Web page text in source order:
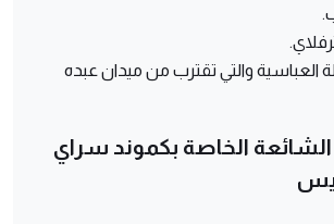
العباسية والتي تقترب من ميدان عبده
الشائعة الخاصة بكموند سراي